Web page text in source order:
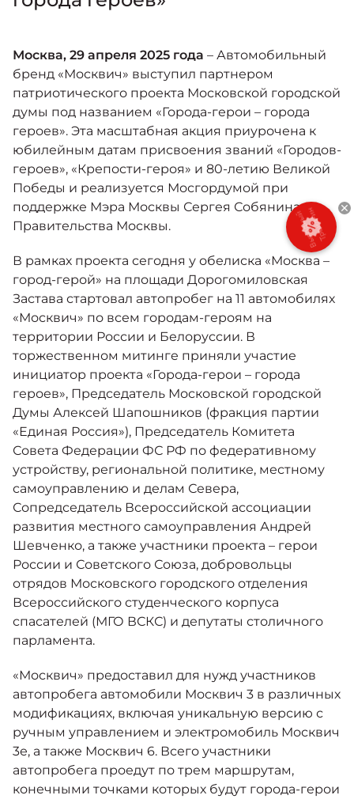
Москвич 6
Москвич 3 с ручным
управлением (РУ)
Кроссовер, создающий равные
возможности
от 2 069 000 ₽*
Москвич 8
Практичный семиместный
кроссовер
от 3 125 000 ₽*
Кредитные программы
Спецпредложения
Калькулятор трейд-ин
Страховые программы
Моторное масло
СЕРВИСНЫЕ АКЦИИ
АКСЕССУАРЫ
Москва, 29 апреля 2025 года – Автомобильный
бренд «Москвич» выступил партнером
патриотического проекта Московской городской
думы под названием «Города-герои – города
героев». Эта масштабная акция приурочена к
юбилейным датам присвоения званий «Городов-
героев», «Крепости-героя» и 80-летию Великой
Победы и реализуется Мосгордумой при
поддержке Мэра Москвы Сергея Собянина и
Правительства Москвы.
В рамках проекта сегодня у обелиска «Москва –
город-герой» на площади Дорогомиловская
Застава стартовал автопробег на 11 автомобилях
«Москвич» по всем городам-героям на
территории России и Белоруссии. В
торжественном митинге приняли участие
инициатор проекта «Города-герои – города
героев», Председатель Московской городской
Думы Алексей Шапошников (фракция партии
«Единая Россия»), Председатель Комитета
Совета Федерации ФС РФ по федеративному
устройству, региональной политике, местному
самоуправлению и делам Севера,
Сопредседатель Всероссийской ассоциации
развития местного самоуправления Андрей
Шевченко, а также участники проекта – герои
России и Советского Союза, добровольцы
отрядов Московского городского отделения
Всероссийского студенческого корпуса
спасателей (МГО ВСКС) и депутаты столичного
парламента.
«Москвич» предоставил для нужд участников
автопробега автомобили Москвич 3 в различных
модификациях, включая уникальную версию с
ручным управлением и электромобиль Москвич
3е, а также Москвич 6. Всего участники
автопробега проедут по трем маршрутам,
конечными точками которых будут города-герои